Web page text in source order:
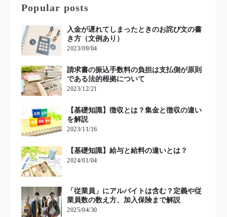
Popular posts
入金が遅れてしまったときのお詫び文の書
き方（文例あり）
2023/09/04
請求書の振込手数料の負担は支払側が原則
である法的根拠について
2023/12/21
【基礎知識】徴収とは？集金と徴収の違い
を解説
2023/11/16
【基礎知識】給与と給料の違いとは？
2024/01/04
「従業員」にアルバイトは含む？定義や従
業員数の数え方、加入保険まで解説
2025/04/30